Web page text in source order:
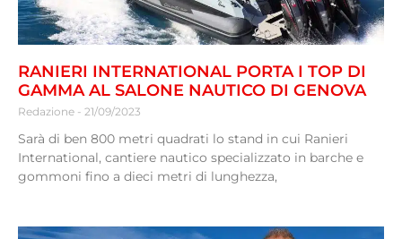
RANIERI INTERNATIONAL PORTA I TOP DI
GAMMA AL SALONE NAUTICO DI GENOVA
Redazione 21/09/2023
Sarà di ben 800 metri quadrati lo stand in cui Ranieri
International, cantiere nautico specializzato in barche e
gommoni fino a dieci metri di lunghezza,